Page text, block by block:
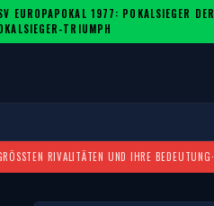
EUROPAPOKAL 1977: POKALSIEGER DER
TRIUMPH
RIVALITÄTEN UND IHRE BEDEUTUNG ·